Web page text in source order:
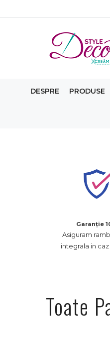
la
DESPRE PRODUSE
Garanție
Asiguram
integrala in
Toate